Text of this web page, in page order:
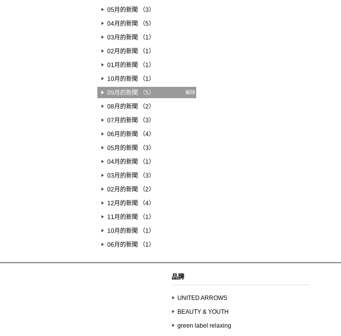
05月的新聞 （3）
04月的新聞 （5）
03月的新聞 （1）
02月的新聞 （1）
01月的新聞 （1）
10月的新聞 （1）
09月的新聞 （5）
解除
08月的新聞 （2）
07月的新聞 （3）
06月的新聞 （4）
05月的新聞 （3）
04月的新聞 （1）
03月的新聞 （3）
02月的新聞 （2）
12月的新聞 （4）
11月的新聞 （1）
10月的新聞 （1）
06月的新聞 （1）
品牌
UNITED ARROWS
BEAUTY & YOUTH
green label relaxing